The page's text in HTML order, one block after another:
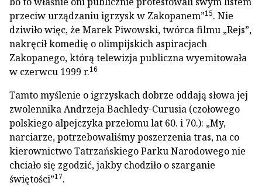
przeciw urządzaniu igrzysk w Zakopanem”15. Nie
dziwiło więc, że Marek Piwowski, twórca filmu „Rejs”,
nakręcił komedię o olimpijskich aspiracjach
Zakopanego, którą telewizja publiczna wyemitowała
w czerwcu 1999 r.16
Tamto myślenie o igrzyskach dobrze oddają słowa jej
zwolennika Andrzeja Bachledy-Curusia (czołowego
polskiego alpejczyka przełomu lat 60. i 70.): „My,
narciarze, potrzebowaliśmy poszerzenia tras, na co
kierownictwo Tatrzańskiego Parku Narodowego nie
chciało się zgodzić, jakby chodziło o szarganie
świętości”17.